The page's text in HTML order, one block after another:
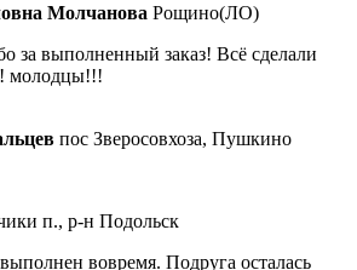
Молчанова Рощино(ЛО)
за выполненный заказ! Всё сделали
молодцы!!!
пос Зверосовхоза, Пушкино
п., р-н Подольск
вовремя. Подруга осталась